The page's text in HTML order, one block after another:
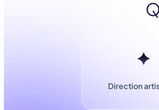
Direction